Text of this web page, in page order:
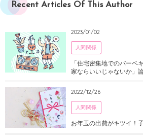
Recent Articles Of This Author
2023/01/02
人間関係
「住宅密集地でのバーベ
家ならいいじゃないか」
2022/12/26
人間関係
お年玉の出費がキツイ！